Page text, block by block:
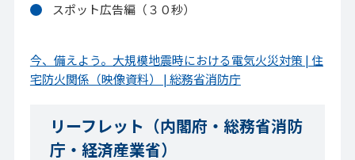
スポット広告編（３０秒）
今、備えよう。大規模地震時における電気火災対策 | 住
宅防火関係（映像資料） | 総務省消防庁
リーフレット（内閣府・総務省消防
庁・経済産業省）